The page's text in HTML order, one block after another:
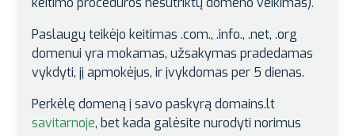
Paslaugų teikėjo keitimas .com., .info., .net, .org
domenui yra mokamas, užsakymas pradedamas
vykdyti, jį apmokėjus, ir įvykdomas per 5 dienas.
Perkėlę domeną į savo paskyrą domains.lt
savitarnoje, bet kada galėsite nurodyti norimus